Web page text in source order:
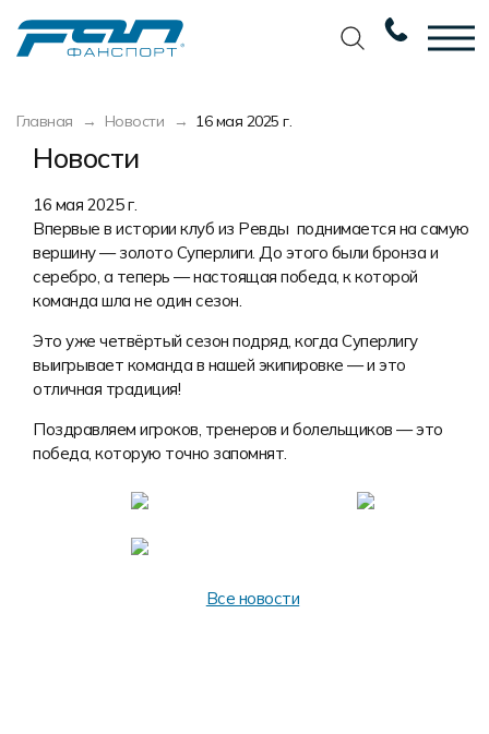
Главная Новости 16 мая 2025 г.
Новости
16 мая 2025 г.
Впервые в истории клуб из Ревды поднимается на самую
вершину — золото Суперлиги. До этого были бронза и
серебро, а теперь — настоящая победа, к которой
команда шла не один сезон.
Это уже четвёртый сезон подряд, когда Суперлигу
выигрывает команда в нашей экипировке — и это
отличная традиция!
Поздравляем игроков, тренеров и болельщиков — это
победа, которую точно запомнят.
Все новости
Футбол
Баскетбол
Волейбол
Хоккей
Беговая форма
Другие виды спорта
Мерч и сувенирка
Форма в наличии
Распродажа
Новости
Наши награды
Сертификаты
Наши работы
Фото изделий
Вакансии
Реквизиты
Разработка дизайна
Услуги по пошиву
Экипировка
Экипировка профессиональных
команд
Изготовление мерча
Пошив формы для курьеров
Разработка дизайна
Требования к макету
Технологии печати
Уход за изделиями
Карта цветов
Маркировка и упаковка изделий
Система скидок и наценок
Пользовательское соглашение